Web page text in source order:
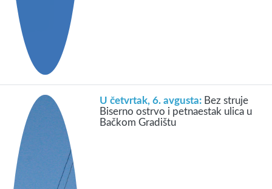
U četvrtak, 6. avgusta: Bez struje
Biserno ostrvo i petnaestak ulica u
Bačkom Gradištu